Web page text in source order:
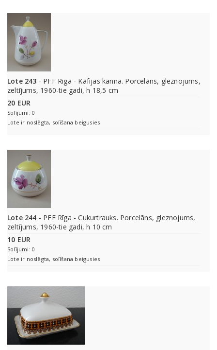
Lote 243 - PFF Rīga - Kafijas kanna. Porcelāns, gleznojums,
zeltījums, 1960-tie gadi, h 18,5 cm
20 EUR
Solījumi: 0
Lote ir noslēgta, solīšana beigusies
Lote 244 - PFF Rīga - Cukurtrauks. Porcelāns, gleznojums,
zeltījums, 1960-tie gadi, h 10 cm
10 EUR
Solījumi: 0
Lote ir noslēgta, solīšana beigusies